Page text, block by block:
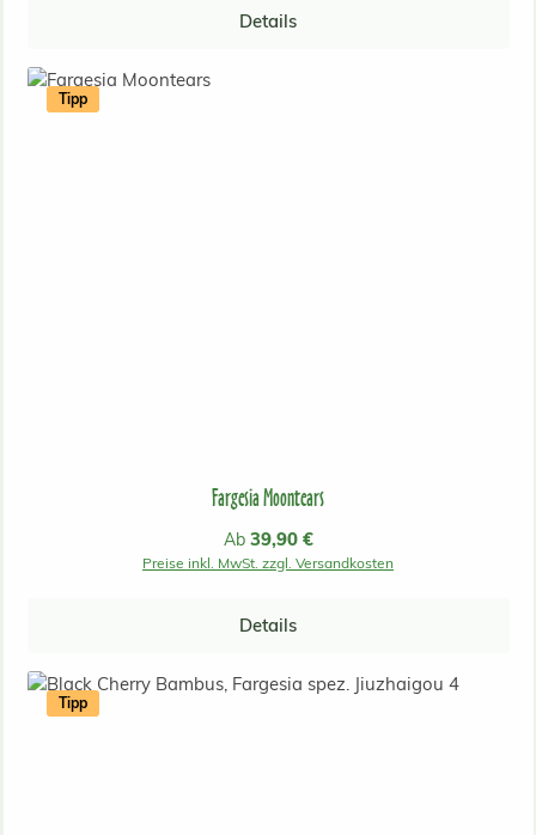
Details
Tipp
Fargesia Moontears
Regulärer Preis:
Ab 39,90 €
Preise inkl. MwSt. zzgl. Versandkosten
Details
Tipp